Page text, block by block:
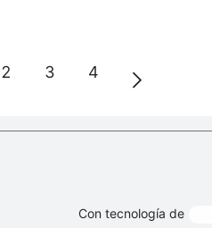
2 3 4
Con tecnología de